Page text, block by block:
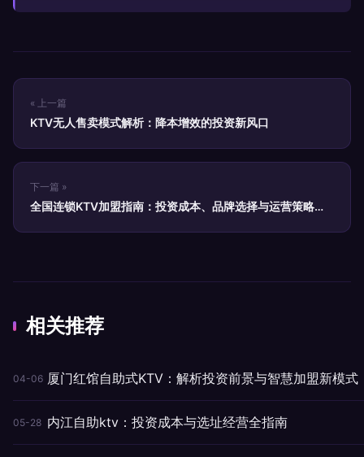
« 上一篇
KTV无人售卖模式解析：降本增效的投资新风口
下一篇 »
全国连锁KTV加盟指南：投资成本、品牌选择与运营策略全
相关推荐
04-06 厦门红馆自助式KTV：解析投资前景与智慧加盟新模式
05-28 内江自助ktv：投资成本与选址经营全指南